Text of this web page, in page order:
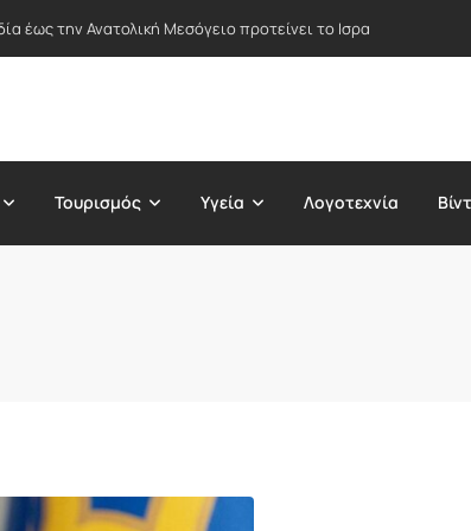
έως την Ανατολική Μεσόγειο προτείνει το Ισραήλ – Στο
Τουρισμός Υγεία Λογοτεχνία